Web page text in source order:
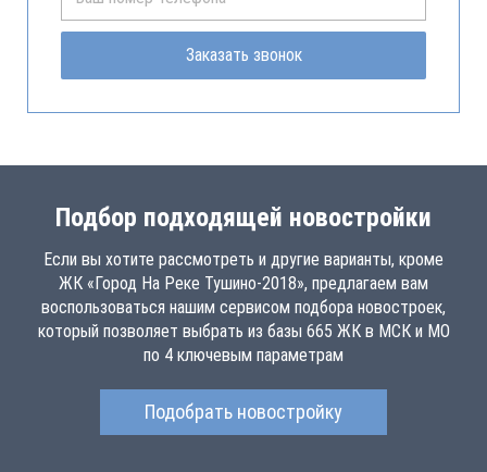
Заказать звонок
Подбор подходящей новостройки
Если вы хотите рассмотреть и другие варианты, кроме
ЖК «Город На Реке Тушино-2018», предлагаем вам
воспользоваться нашим сервисом подбора новостроек,
который позволяет выбрать из базы 665 ЖК в МСК и МО
по 4 ключевым параметрам
Подобрать новостройку